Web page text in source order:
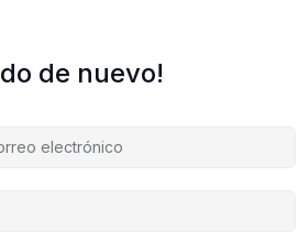
de nuevo!